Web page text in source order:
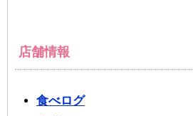
店舗情報
食べログ